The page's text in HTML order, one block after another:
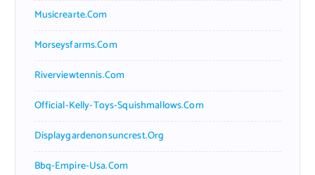
Musicrearte.com
Morseysfarms.com
Riverviewtennis.com
Official-Kelly-Toys-Squishmallows.com
Displaygardenonsuncrest.org
Bbq-Empire-Usa.com